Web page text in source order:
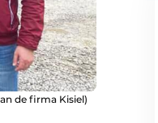
de firma Kisiel)